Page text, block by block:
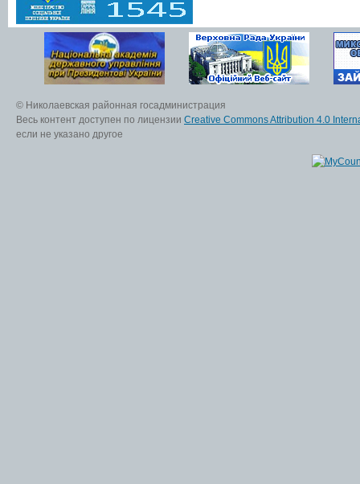
© Николаевская районная госадминистрация
Весь контент доступен по лицензии Creative Commons Attribution 4.0
если не указано другое